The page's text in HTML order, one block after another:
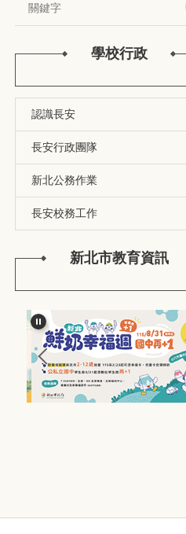
學校行政
認識長安
長安行政團隊
新北公務作業
長安校務工作
新北市教育資訊